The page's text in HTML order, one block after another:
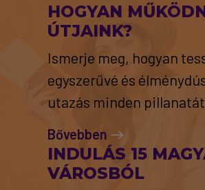
HOGYAN
ÚTJAINK?
Ismerje meg, hogyan
egyszerűvé és
utazás minden
Bővebben
INDULÁS 15
VÁROSBÓL